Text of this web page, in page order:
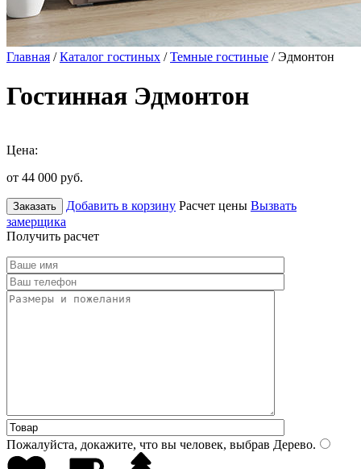
Главная /Каталог гостиных /Темные гостиные / Эдмонтон
Гостинная Эдмонтон
Цена:
от 44 000 руб.
Заказать Добавить в корзину Расчет цены Вызвать
замерщика
Получить расчет
Пожалуйста, докажите, что вы человек, выбрав Дерево.